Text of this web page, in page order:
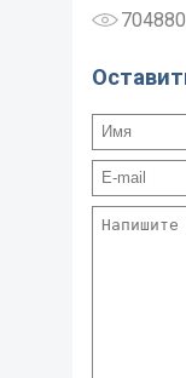
704880